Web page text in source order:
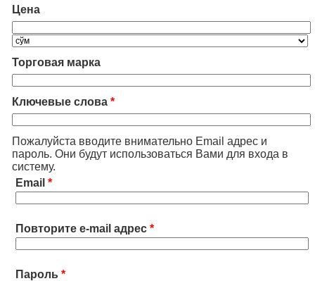
Цена
Торговая марка
Ключевые слова *
Пожалуйста вводите внимательно Email адрес и
пароль. Они будут использоваться Вами для входа в
систему.
Email *
Повторите e-mail адрес *
Пароль *